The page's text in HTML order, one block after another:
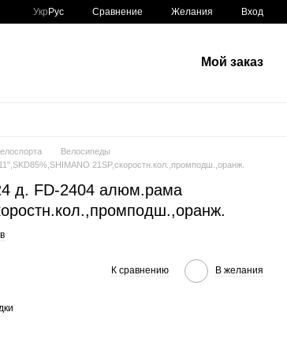
Укр Рус Сравнение Желания Вход
Мой заказ
Велосипеды
21SP,скоростн.кол.,промподш.,оранж.
д. FD-2404 алюм.рама
К сравнению В желания